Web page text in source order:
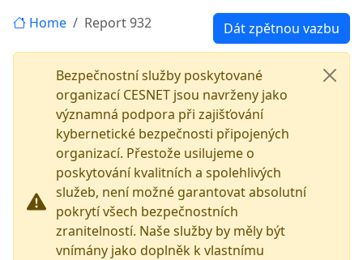
Home Report 932 Dát zpětnou vazbu
Bezpečnostní služby poskytované
organizací CESNET jsou navrženy jako
významná podpora při zajišťování
kybernetické bezpečnosti připojených
organizací. Přestože usilujeme o
poskytování kvalitních a spolehlivých
služeb, není možné garantovat absolutní
pokrytí všech bezpečnostních
zranitelností. Naše služby by měly být
vnímány jako doplněk k vlastnímu